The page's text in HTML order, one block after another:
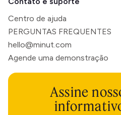
Centro de ajuda
PERGUNTAS FREQUENTES
hello@minut.com
Agende uma demonstração
Assine